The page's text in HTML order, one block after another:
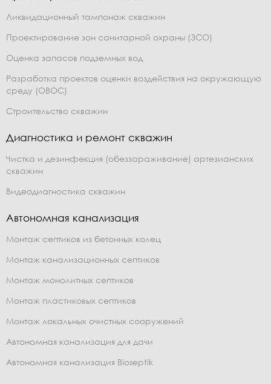
Ликвидационный тампонаж скважин
Проектирование зон санитарной охраны (ЗСО)
Оценка запасов подземных вод
Разработка проектов оценки воздействия на окружающую
среду (ОВОС)
Строительство скважин
Диагностика и ремонт скважин
Чистка и дезинфекция (обеззараживание) артезианских
скважин
Видеодиагностика скважин
Автономная канализация
Монтаж септиков из бетонных колец
Монтаж канализационных септиков
Монтаж монолитных септиков
Монтаж пластиковых септиков
Монтаж локальных очистных сооружений
Автономная канализация для дачи
Автономная канализация Bioseptik